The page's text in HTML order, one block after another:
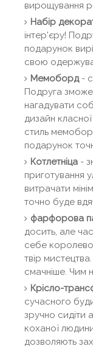
вирощування
Набір
інтер'єру!
подарунок
свою
Мемоборд-
Подруга зможе
нагадувати
дизайн
стиль
подарунок
Котлетніца -
приготування
витрачати
точно буде
фарфорова
досить, але
себе
твір
смачніше. Чим
Крісло-
сучасного
зручно сидіти
коханої
дозволяють